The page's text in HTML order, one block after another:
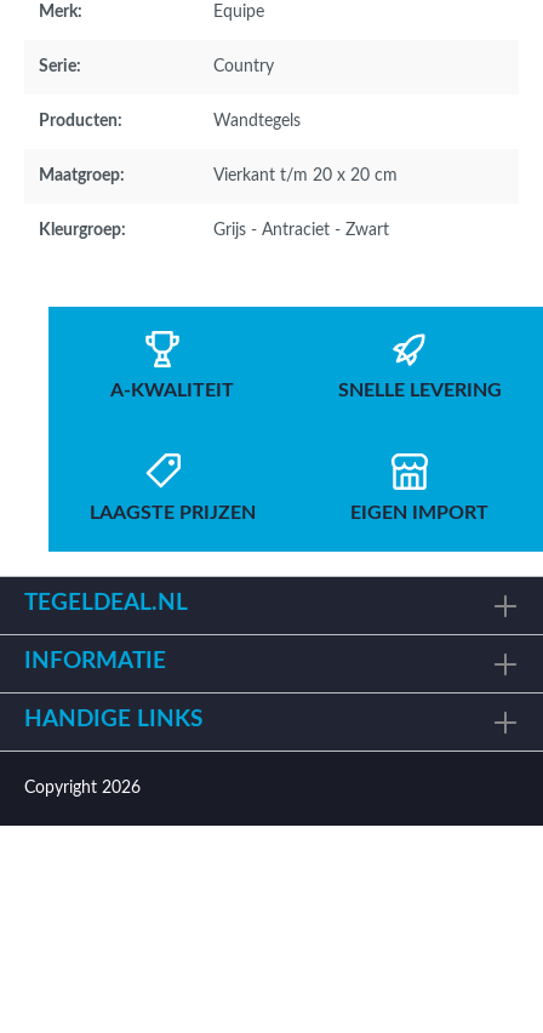
Merk: Equipe
Serie: Country
Producten: Wandtegels
Maatgroep: Vierkant t/m 20 x 20 cm
Kleurgroep: Grijs - Antraciet - Zwart
A-KWALITEIT SNELLE LEVERING
LAAGSTE PRIJZEN EIGEN IMPORT
TEGELDEAL.NL
INFORMATIE
HANDIGE LINKS
Copyright 2026